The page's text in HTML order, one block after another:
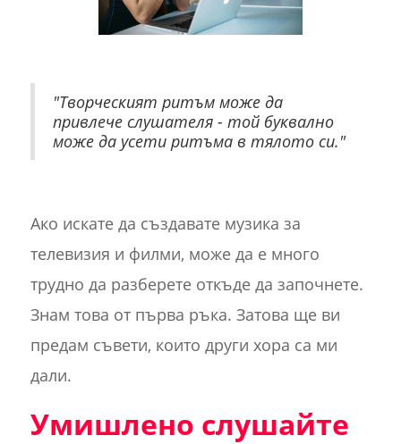
"Творческият ритъм може да
привлече слушателя - той буквално
може да усети ритъма в тялото си."‍
Ако искате да създавате музика за
телевизия и филми, може да е много
трудно да разберете откъде да започнете.
Знам това от първа ръка. Затова ще ви
предам съвети, които други хора са ми
дали.
Умишлено слушайте